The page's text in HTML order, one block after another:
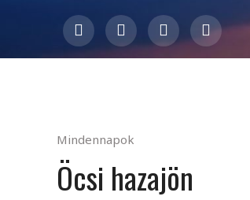
Mindennapok
Öcsi hazajön